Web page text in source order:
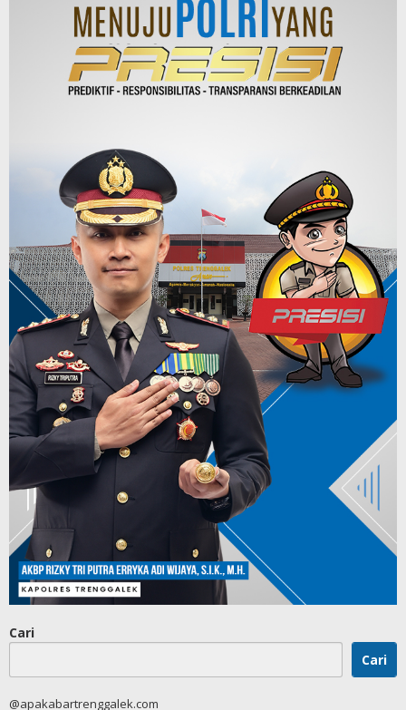
Cari
Cari
@apakabartrenggalek.com